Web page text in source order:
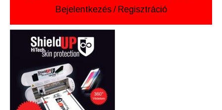
Bejelentkezés / Regisztráció